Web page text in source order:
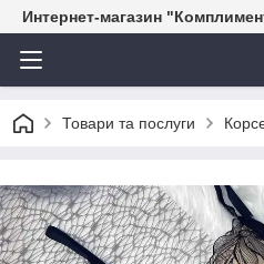
Интернет-магазин
Товари та послуги